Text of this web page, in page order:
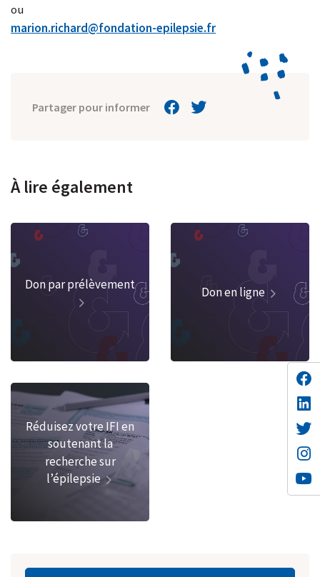
ou
marion.richard@fondation-epilepsie.fr
Partager pour informer
À lire également
Don par prélèvement
Don en ligne
Réduisez votre IFI en
soutenant la
recherche sur
l’épilepsie